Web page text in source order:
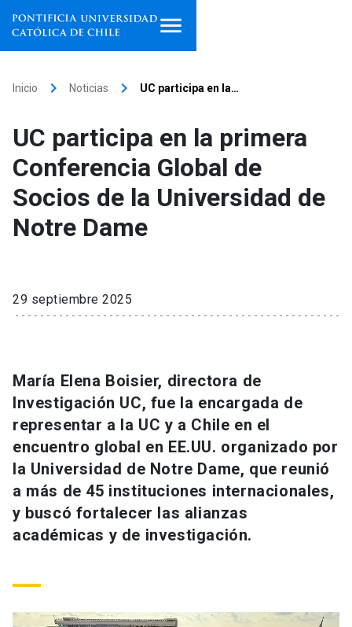
Facultades, escuelas e
institutos
Investigación
Información para keyboard_arrow_down
Futuros estudiantes
Estudiantes
Académicos
Go to english site launch
ACCESOS DIRECTOS
Admisión launch
launch
Correo UC
Mi Portal UC launch
Inicio keyboard_arrow_right Noticias keyboard_arrow_right UC participa en la…
UC participa en la primera
Conferencia Global de
Socios de la Universidad de
Notre Dame
29 septiembre 2025
María Elena Boisier, directora de
Investigación UC, fue la encargada de
representar a la UC y a Chile en el
encuentro global en EE.UU. organizado por
la Universidad de Notre Dame, que reunió
a más de 45 instituciones internacionales,
y buscó fortalecer las alianzas
académicas y de investigación.